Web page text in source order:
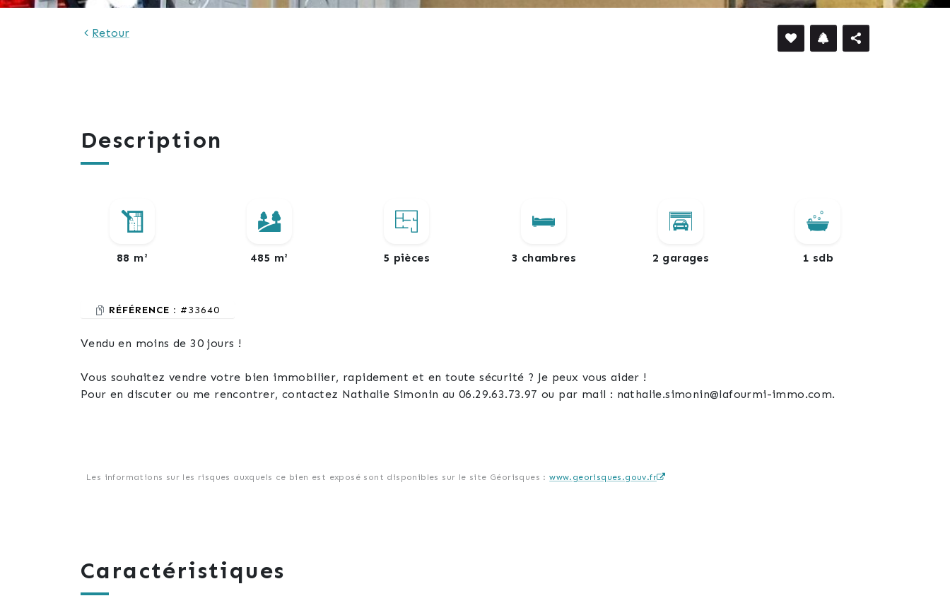
DÉFILER VERS LE BAS
Retour
Description
88 m² 485 m² 5 pièces 3 chambres 2 garages 1 sdb
RÉFÉRENCE : #33640
Vendu en moins de 30 jours !
Vous souhaitez vendre votre bien immobilier, rapidement et en toute sécurité ? Je peux vous aider !
Pour en discuter ou me rencontrer, contactez Nathalie Simonin au 06.29.63.73.97 ou par mail : nathalie.simonin@lafourmi-immo.com.
Les informations sur les risques auxquels ce bien est exposé sont disponibles sur le site Géorisques :www.georisques.gouv.fr
Caractéristiques